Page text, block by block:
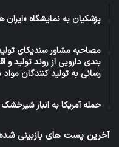
پزشکیان به نمایشگاه
مصاحبه مشاور سندیکای
بندی دارویی از روند تولید
رسانی به تولید کنندگان
حمله آمریکا به انبار
آخرین پست های بازبینی